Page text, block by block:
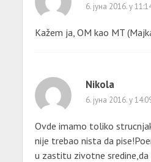
6. јуна 2016. у
Kažem ja, OM kao MT
Nikola
6. јуна 2016. у
Ovde imamo toliko
nije trebao nista da
u zastitu zivotne